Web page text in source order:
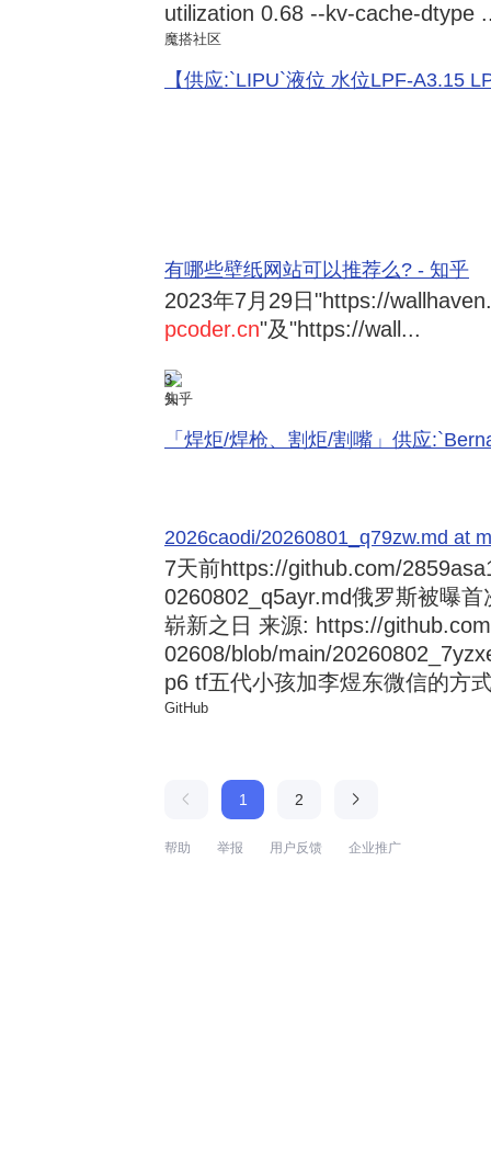
utilization 0.68 --kv-cache-dtype
魔搭社区
【供应:`LIPU`液位 水位LPF-A3.15
有哪些壁纸网站可以推荐么? - 知乎
2023年7月29日 "https://
pcoder.cn"及"https://wall...
3
知乎
「焊炬/焊枪、割炬/割嘴」供应
2026caodi/20260801_q79zw.md at
7天前https://github.com/
0260802_q5ayr.md俄罗斯被曝
崭新之日 来源: https://
02608/blob/main/
p6 tf五代小孩加李煜东微信的方
GitHub
1 2
帮助 举报 用户反馈 企业推广